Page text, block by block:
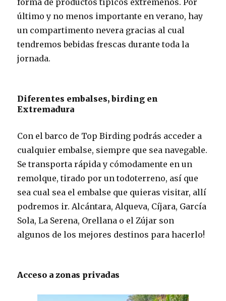
último y no menos importante en verano, hay
un compartimento nevera gracias al cual
tendremos bebidas frescas durante toda la
jornada.
Diferentes embalses, birding en
Extremadura
Con el barco de Top Birding podrás acceder a
cualquier embalse, siempre que sea navegable.
Se transporta rápida y cómodamente en un
remolque, tirado por un todoterreno, así que
sea cual sea el embalse que quieras visitar, allí
podremos ir. Alcántara, Alqueva, Cíjara, García
Sola, La Serena, Orellana o el Zújar son
algunos de los mejores destinos para hacerlo!
Acceso a zonas privadas